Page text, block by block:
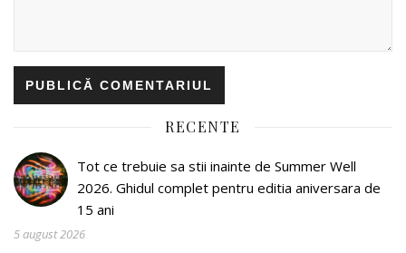
RECENTE
Tot ce trebuie sa stii inainte de Summer Well
2026. Ghidul complet pentru editia aniversara de
15 ani
5 august 2026